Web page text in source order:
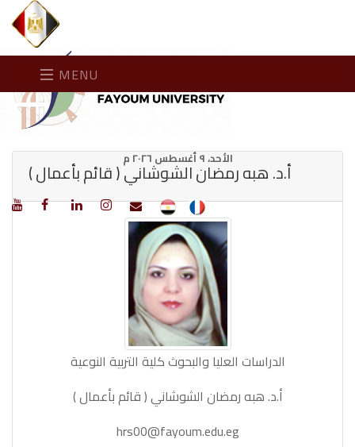
الأحد، ٩ أغسطس ٢٠٢٦ م
MENU
أ.د. هبه رمضان الشوشاني ( قائم بأعمال )
الدراسات العليا والبحوث كلية التربية النوعية
أ.د. هبه رمضان الشوشاني ( قائم بأعمال )
hrs00@fayoum.edu.eg